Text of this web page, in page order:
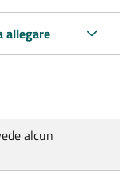
allegare
alcun